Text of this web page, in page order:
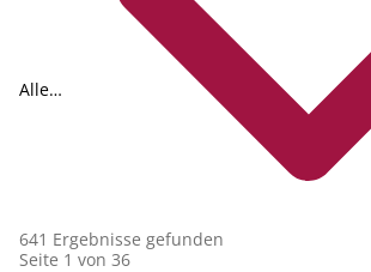
Alle
641 Ergebnisse gefunden
Seite 1 von 36